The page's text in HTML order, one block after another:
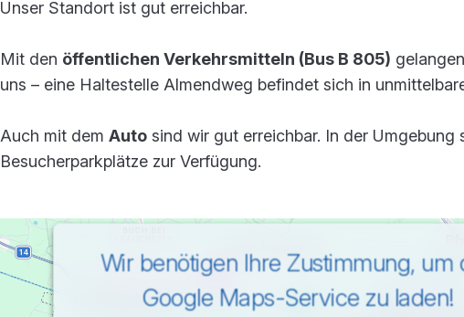
Unser Standort ist gut erreichbar.
Mit den öffentlichen Verkehrsmitteln (Bus B 805)
uns – eine Haltestelle Almendweg befindet sich in
Auch mit dem Auto sind wir gut erreichbar. In der Umgebung
Besucherparkplätze zur Verfügung.
Wir benötigen Ihre Zustimmung, um
Google Maps-Service zu laden!